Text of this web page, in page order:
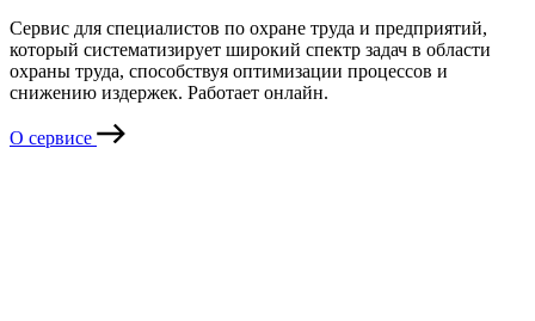
Сервис для специалистов по охране труда и предприятий,
который систематизирует широкий спектр задач в области
охраны труда, способствуя оптимизации процессов и
снижению издержек. Работает онлайн.
О сервисе